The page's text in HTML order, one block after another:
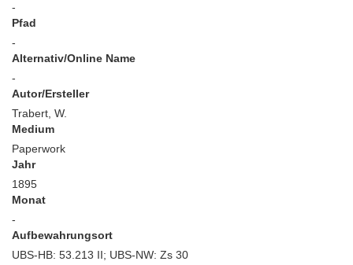
-
Pfad
-
Alternativ/Online Name
-
Autor/Ersteller
Trabert, W.
Medium
Paperwork
Jahr
1895
Monat
-
Aufbewahrungsort
UBS-HB: 53.213 II; UBS-NW: Zs 30